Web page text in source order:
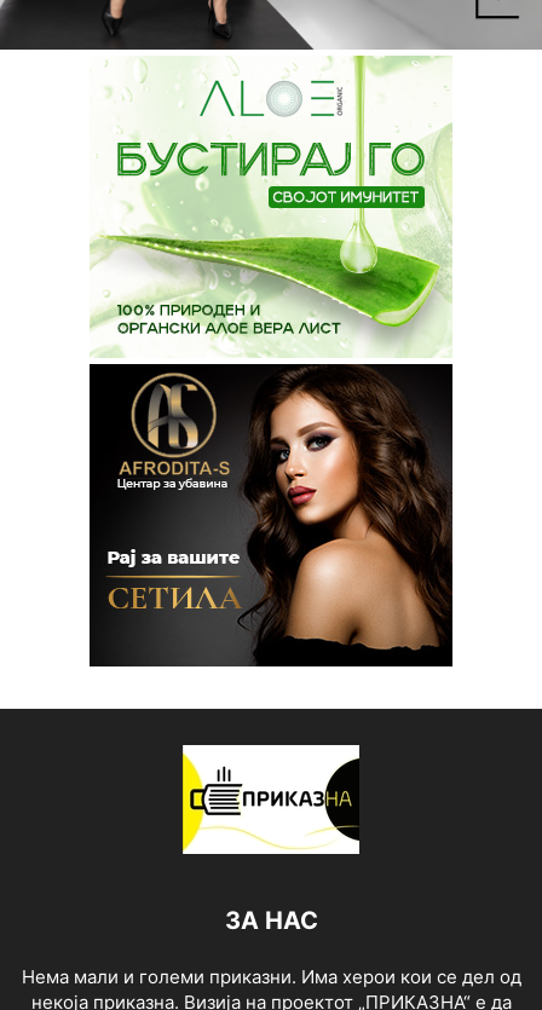
ЗА НАС
Нема мали и големи приказни. Има херои кои се дел од
некоја приказна. Визија на проектот „ПРИКАЗНА“ е да